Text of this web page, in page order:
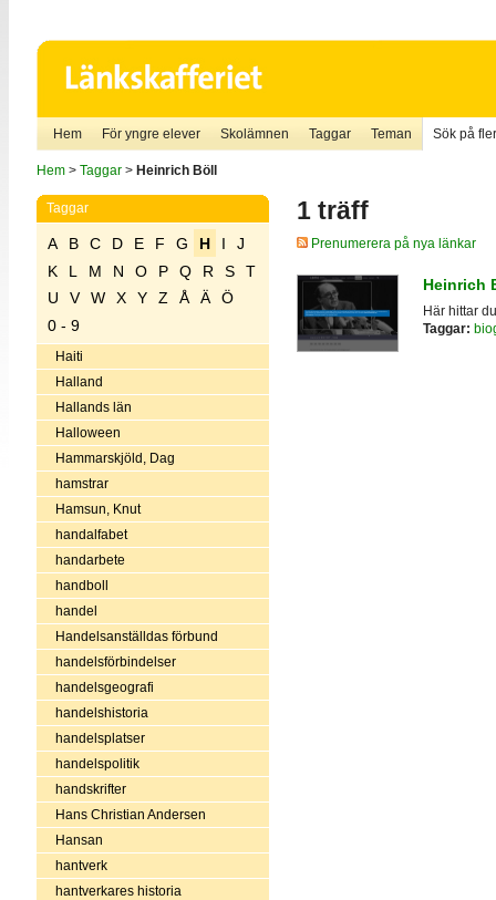
Hem För yngre elever Skolämnen Taggar Teman Sök på
Hem> Taggar> Heinrich Böll
Taggar
A B C D E F G H I
J
K
L M N O P Q R S
T
U
V W X Y Z Å Ä
Ö
0 - 9
Haiti
Halland
Hallands län
Halloween
Hammarskjöld, Dag
hamstrar
Hamsun, Knut
handalfabet
handarbete
handboll
handel
Handelsanställdas förbund
handelsförbindelser
handelsgeografi
handelshistoria
handelsplatser
handelspolitik
handskrifter
Hans Christian Andersen
Hansan
hantverk
hantverkares historia
1 träff
Prenumerera på nya länkar
Heinrich
Här hittar
Taggar: